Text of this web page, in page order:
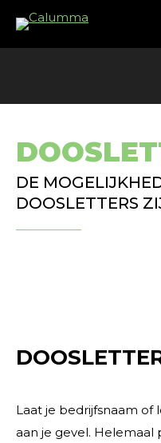
DE
DOOSLETTERS
Laat je bedrijfsnaam
aan je gevel. Helemaal